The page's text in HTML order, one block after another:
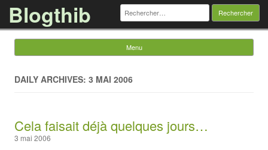
Blogthib Rechercher :
Menu
DAILY ARCHIVES: 3 MAI 2006
Cela faisait déjà quelques jours…
3 mai 2006